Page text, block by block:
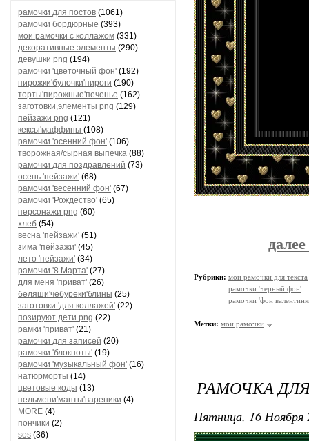
рамочки для постов (1061)
рамочки бордюрные (393)
мои рамочки с коллажом (331)
декоративные элементы (290)
девушки png (194)
рамочки 'цветочный фон' (192)
пирожки'булочки'пироги (190)
торты'пирожные'печенье (162)
заготовки,элементы png (129)
пейзажи png (121)
кексы'маффины (108)
рамочки 'осенний фон' (106)
творожная/сырная выпечка (88)
рамочки для поздравлений (73)
осень 'пейзажи' (68)
рамочки 'весенний фон' (67)
рамочки 'Рождество' (65)
персонажи png (60)
хлеб (54)
весна 'пейзажи' (51)
зима 'пейзажи' (45)
лето 'пейзажи' (34)
рамочки '8 Марта' (27)
для меня 'приват' (26)
беляши'чебуреки'блины (25)
заготовки 'для коллажей' (22)
позируют дети png (22)
рамки 'приват' (21)
рамочки для записей (20)
рамочки 'блокноты' (19)
рамочки 'музыкальный фон' (16)
натюрморты (14)
цветовые коды (13)
пельмени'манты'вареники (4)
MORE (4)
пончики (2)
sos (36)
Рубрики: мои рамочки для текста
рамочки 'черный фон'
рамочки 'фон
Метки: мои рамочки
РАМОЧКА
Пятница, 16 Ноября